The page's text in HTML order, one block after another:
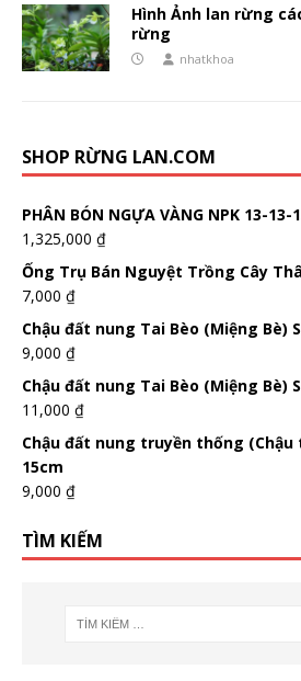
Hình Ảnh lan rừng
rừng
nhatkhoa
SHOP RỪNG LAN.COM
PHÂN BÓN NGỰA VÀNG NPK 13-13-
1,325,000 ₫
Ống Trụ Bán Nguyệt Trồng Cây
7,000 ₫
Chậu đất nung Tai Bèo (Miệng Bè)
9,000 ₫
Chậu đất nung Tai Bèo (Miệng Bè)
11,000 ₫
Chậu đất nung truyền thống (Chậu
15cm
9,000 ₫
TÌM KIẾM